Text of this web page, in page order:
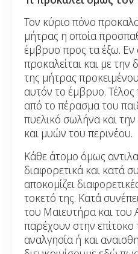
Τον κύριο πόνο
μήτρας η οποία
έμβρυο προς τα έξω. Εν
προκαλείται και με
της μήτρας
αυτόν το έμβρυο. Τέλος
από το πέρασμα του
πυελικό σωλήνα και
και μυών του περινέου.
Κάθε άτομο όμως
διαφορετικά και κατά
αποκομίζει
τοκετό της. Κατά
του Μαιευτήρα και του
παρέχουν στην επίτοκο
αναλγησία ή και